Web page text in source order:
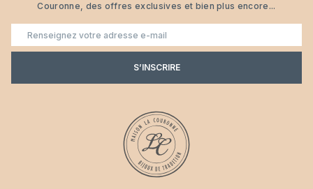
Couronne, des offres exclusives et bien plus encore...
E-
S’INSCRIRE